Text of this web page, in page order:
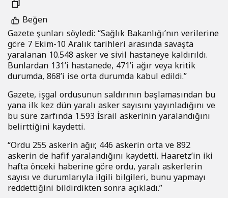
Beğen
Gazete şunları söyledi: “Sağlık Bakanlığı’nın verilerine
göre 7 Ekim-10 Aralık tarihleri arasında savaşta
yaralanan 10.548 asker ve sivil hastaneye kaldırıldı.
Bunlardan 131’i hastanede, 471’i ağır veya kritik
durumda, 868’i ise orta durumda kabul edildi.”
Gazete, işgal ordusunun saldırının başlamasından bu
yana ilk kez dün yaralı asker sayısını yayınladığını ve
bu süre zarfında 1.593 İsrail askerinin yaralandığını
belirttiğini kaydetti.
“Ordu 255 askerin ağır, 446 askerin orta ve 892
askerin de hafif yaralandığını kaydetti. Haaretz’in iki
hafta önceki haberine göre ordu, yaralı askerlerin
sayısı ve durumlarıyla ilgili bilgileri, bunu yapmayı
reddettiğini bildirdikten sonra açıkladı.”